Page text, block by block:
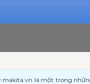
là một trong